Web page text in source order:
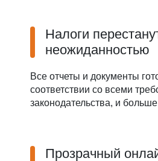
Налоги
неожиданностью
Все отчеты и документы
соответствии со всеми
законодательства, и
Прозрачный